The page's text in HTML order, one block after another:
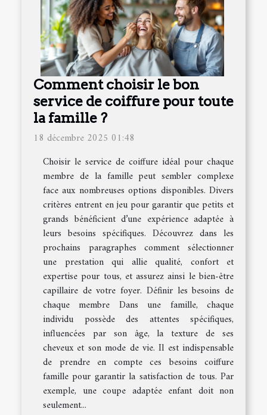
Comment choisir le bon
service de coiffure pour toute
la famille ?
18 décembre 2025 01:48
Choisir le service de coiffure idéal pour chaque
membre de la famille peut sembler complexe
face aux nombreuses options disponibles. Divers
critères entrent en jeu pour garantir que petits et
grands bénéficient d’une expérience adaptée à
leurs besoins spécifiques. Découvrez dans les
prochains paragraphes comment sélectionner
une prestation qui allie qualité, confort et
expertise pour tous, et assurez ainsi le bien-être
capillaire de votre foyer. Définir les besoins de
chaque membre Dans une famille, chaque
individu possède des attentes spécifiques,
influencées par son âge, la texture de ses
cheveux et son mode de vie. Il est indispensable
de prendre en compte ces besoins coiffure
famille pour garantir la satisfaction de tous. Par
exemple, une coupe adaptée enfant doit non
seulement...